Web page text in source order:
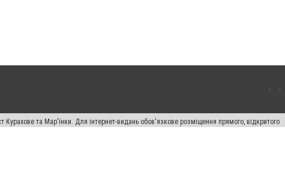
та Мар'їнки. Для інтернет-видань обов'язкове розміщення прямого, відкритого